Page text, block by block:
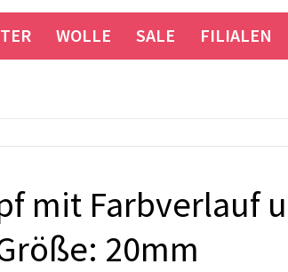
WOLLE SALE FILIALEN
mit Farbverlauf
20mm